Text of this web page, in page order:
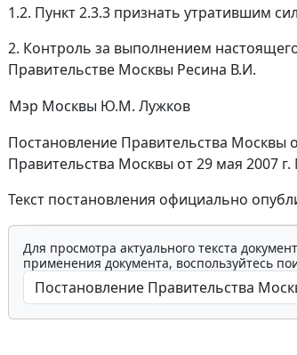
1.2. Пункт 2.3.3 признать утратившим
2. Контроль за выполнением
Правительстве Москвы Ресина В.И.
Мэр Москвы Ю.М. Лужков
Постановление Правительства Москвы
Правительства Москвы от 29 мая 2007 г.
Текст постановления официально
Для просмотра актуального текста
применения документа, воспользуйтесь